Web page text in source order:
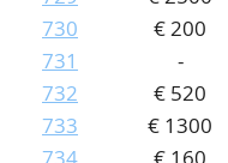
730
€ 200
731
-
732
€ 520
733
€ 1300